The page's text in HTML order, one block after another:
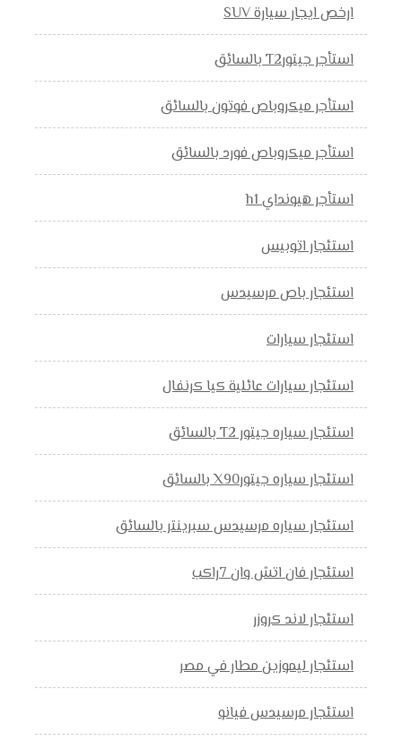
ارخص ايجار سيارة SUV
استأجر جيتورT2 بالسائق
استأجر ميكروباص فوتون بالسائق
استأجر ميكروباص فورد بالسائق
استأجر هيونداي h1
استئجار اتوبيس
استئجار باص مرسيدس
استئجار سيارات
استئجار سيارات عائلية كيا كرنفال
استئجار سياره جيتور T2 بالسائق
استئجار سياره جيتورX90 بالسائق
استئجار سياره مرسيدس سبرينتر بالسائق
استئجار فان اتش وان 7راكب
استئجار لاند كروزر
استئجار ليموزين مطار في مصر
استئجار مرسيدس فيانو